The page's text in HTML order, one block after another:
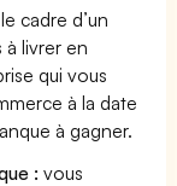
cadre d’un
livrer en
qui vous
à la date
à gagner.
: vous